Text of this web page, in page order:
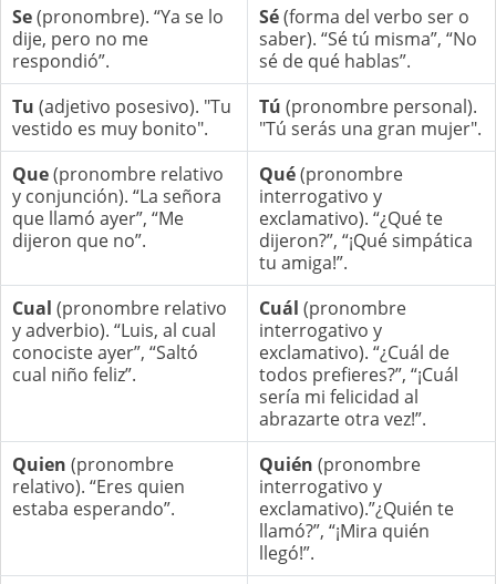
Se(pronombre). “Ya se lo
dije, pero no me
respondió”.
Sé(forma del verbo ser o
saber). “Sé tú misma”, “No
sé de qué hablas”.
Tu (adjetivo posesivo). "Tu
vestido es muy bonito".
Tú (pronombre personal).
"Tú serás una gran mujer".
Que(pronombre relativo
y conjunción). “La señora
que llamó ayer”, “Me
dijeron que no”.
Qué(pronombre
interrogativo y
exclamativo). “¿Qué te
dijeron?”, “¡Qué simpática
tu amiga!”.
Cual (pronombre relativo
y adverbio). “Luis, al cual
conociste ayer”, “Saltó
cual niño feliz”.
Cuál (pronombre
interrogativo y
exclamativo). “¿Cuál de
todos prefieres?”, “¡Cuál
sería mi felicidad al
abrazarte otra vez!”.
Quien (pronombre
relativo). “Eres quien
estaba esperando”.
Quién (pronombre
interrogativo y
exclamativo).”¿Quién te
llamó?”, “¡Mira quién
llegó!”.